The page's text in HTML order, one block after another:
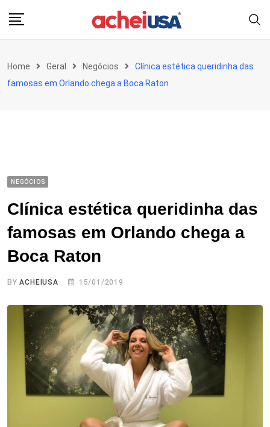
Home Geral Negócios
Clínica estética queridinha das
famosas em Orlando chega a Boca Raton
NEGÓCIOS
Clínica estética queridinha das
famosas em Orlando chega a
Boca Raton
BYACHEIUSA 15/01/2019